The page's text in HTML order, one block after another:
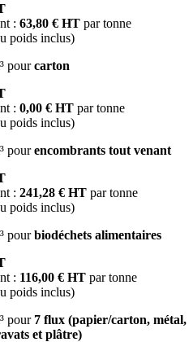
: 63,80 € HT par tonne
poids inclus)
pourcarton
: 0,00 € HT par tonne
poids inclus)
pourencombrants tout venant
: 241,28 € HT par tonne
poids inclus)
pourbiodéchets alimentaires
: 116,00 € HT par tonne
poids inclus)
pour 7 flux (papier/carton, métal,
et plâtre)